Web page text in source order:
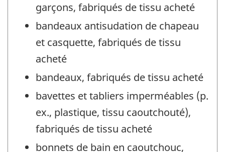
garçons, fabriqués de tissu acheté
bandeaux antisudation de chapeau
et casquette, fabriqués de tissu
acheté
bandeaux, fabriqués de tissu acheté
bavettes et tabliers imperméables (p.
ex., plastique, tissu caoutchouté),
fabriqués de tissu acheté
bonnets de bain en caoutchouc,